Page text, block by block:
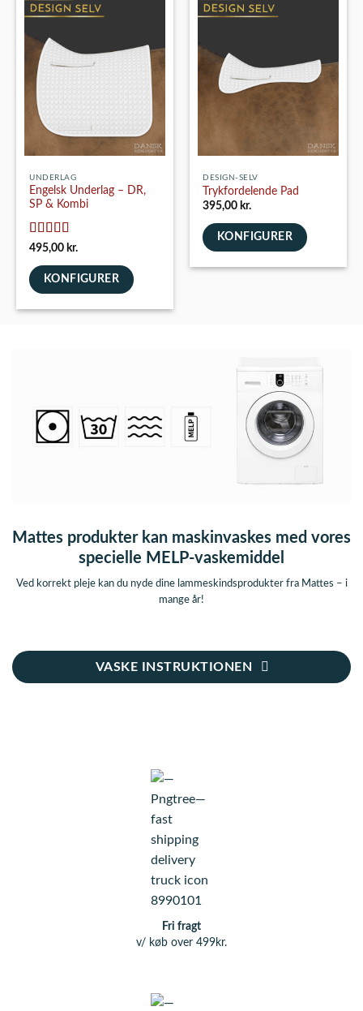
UNDERLAG
Engelsk Underlag – DR,
SP & Kombi
Vurderet5
495,00 kr.
KONFIGURER
DESIGN-SELV
Trykfordelende Pad
395,00 kr.
KONFIGURER
Mattes produkter kan maskinvaskes med vores
specielle MELP-vaskemiddel
Ved korrekt pleje kan du nyde dine lammeskindsprodukter fra Mattes – i
mange år!
VASKE INSTRUKTIONEN
Fri fragt
v/ køb over 499kr.